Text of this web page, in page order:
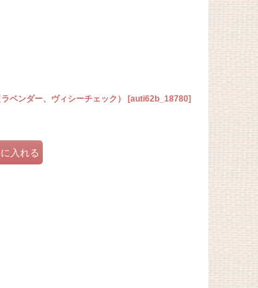
ベンダー、ヴィシーチェック） [auti62b_18780]
入れる